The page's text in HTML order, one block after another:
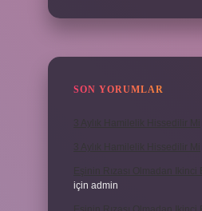
SON YORUMLAR
için admin